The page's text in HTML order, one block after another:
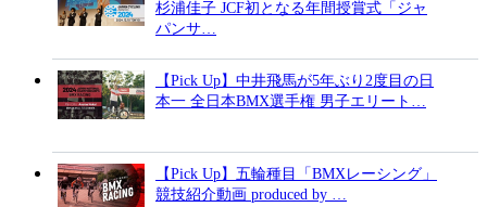
杉浦佳子 JCF初となる年間授賞式「ジャ
パンサ…
【Pick Up】中井飛馬が5年ぶり2度目の日
本一 全日本BMX選手権 男子エリート…
【Pick Up】五輪種目「BMXレーシング」
競技紹介動画 produced by …